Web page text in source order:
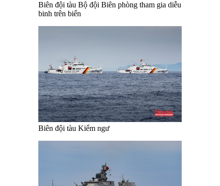
Biên đội tàu Bộ đội Biên phòng tham gia diễu
binh trên biển
Biên đội tàu Kiểm ngư